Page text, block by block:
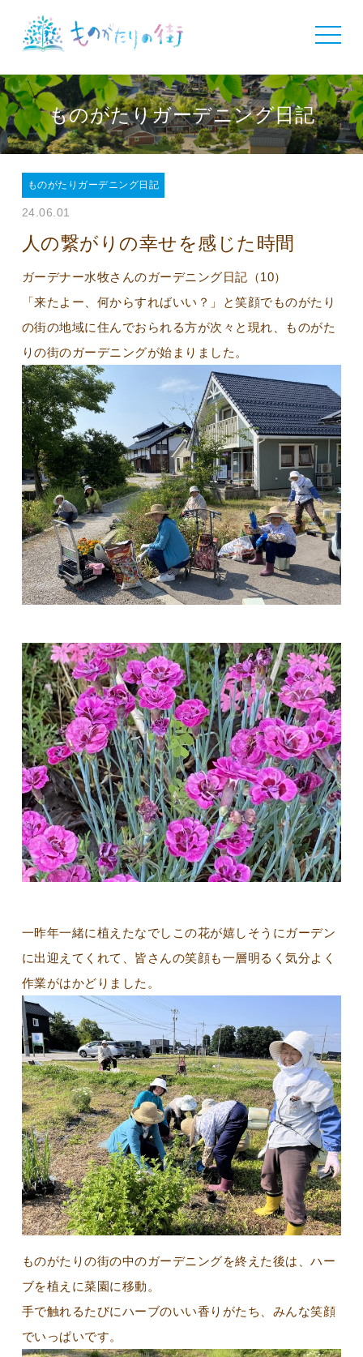
toggle
ものがたりガーデニング日記
ものがたりガーデニング日記
24.06.01
人の繋がりの幸せを感じた時間
ガーデナー水牧さんのガーデニング日記（10）
「来たよー、何からすればいい？」と笑顔でものがたり
の街の地域に住んでおられる方が次々と現れ、ものがた
りの街のガーデニングが始まりました。
一昨年一緒に植えたなでしこの花が嬉しそうにガーデン
に出迎えてくれて、皆さんの笑顔も一層明るく気分よく
作業がはかどりました。
ものがたりの街の中のガーデニングを終えた後は、ハー
ブを植えに菜園に移動。
手で触れるたびにハーブのいい香りがたち、みんな笑顔
でいっぱいです。